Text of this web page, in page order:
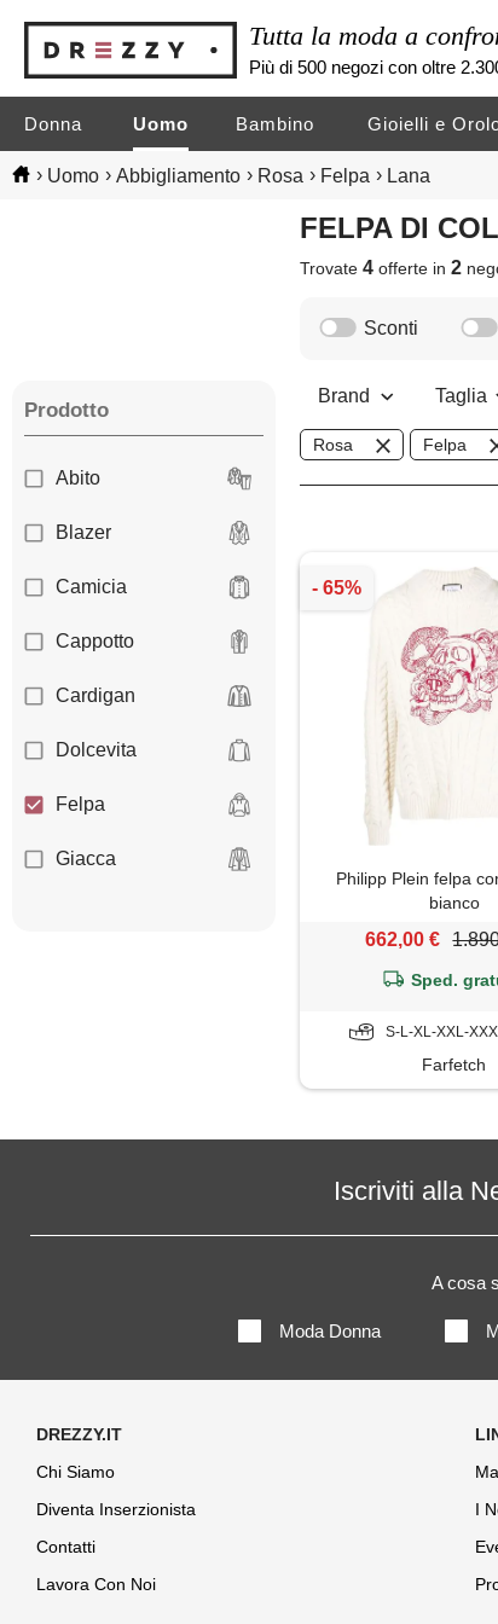
Tutta la moda a
Più di 500 negozi con oltre
Donna Uomo Bambino Gioielli e
› Uomo › Abbigliamento › Rosa › Felpa › Lana
FELPA DI
Trovate4 offerte in2
Prodotto
Abito
Blazer
Camicia
Cappotto
Cardigan
Dolcevita
Felpa
Giacca
Polo
Sconti
Brand Taglia
Rosa Felpa
Philipp Plein felpa
bianco
662,00 €
Sped.
S-L-XL-XXL-
Farfetch
Iscriviti alla
A cosa
Moda Donna
Chi Siamo
Diventa Inserzionista
Contatti
Lavora Con Noi
I